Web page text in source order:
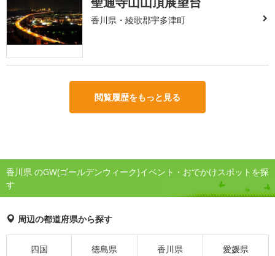
香川県・綾歌郡宇多津町
閲覧履歴をもっと見る
香川県 のGW(ゴールデンウィーク)イベント・おでかけスポットを探
す
周辺の都道府県から探す
四国 徳島県 香川県 愛媛県